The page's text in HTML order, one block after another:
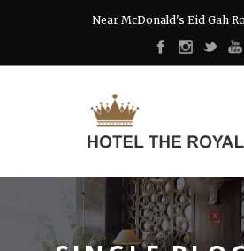
Near McDonald's Eid Gah